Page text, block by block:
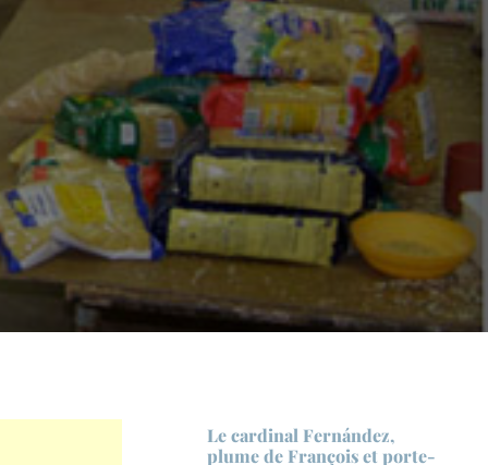
Le cardinal Fernández,
plume de François et porte-​